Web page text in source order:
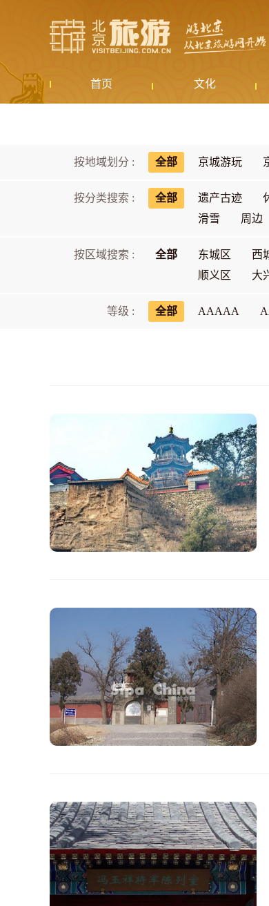
首页 文化
按地域划分 : 全部 京城游玩
按分类搜索 : 全部 遗产古迹
滑雪
周边
按区域搜索 : 全部 东城区 西
顺义区
大
等级 : 全部 AAAAA